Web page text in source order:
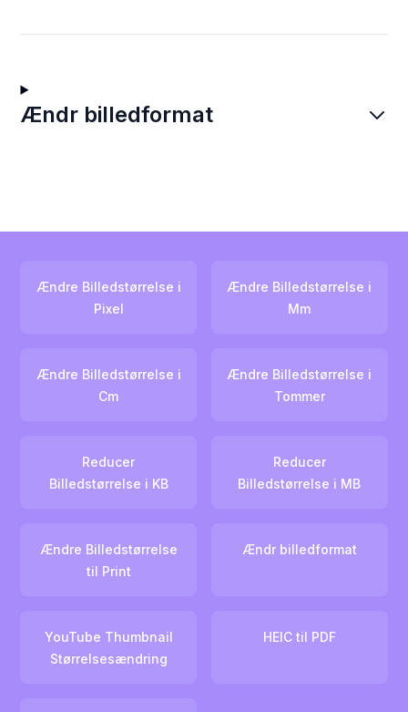
Ændr billedformat
Ændre Billedstørrelse i
Pixel
Ændre Billedstørrelse i
Mm
Ændre Billedstørrelse i
Cm
Ændre Billedstørrelse i
Tommer
Reducer
Billedstørrelse i KB
Reducer
Billedstørrelse i MB
Ændre Billedstørrelse
til Print
Ændr billedformat
YouTube Thumbnail
Størrelsesændring
HEIC til PDF